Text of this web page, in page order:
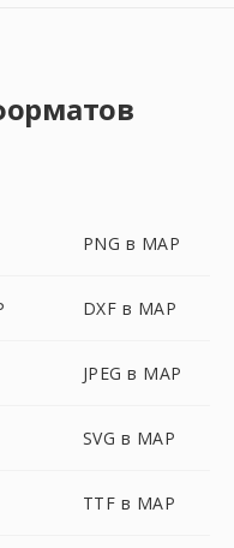
PNG в MAP
DXF в MAP
JPEG в MAP
SVG в MAP
TTF в MAP